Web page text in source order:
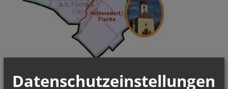
Datenschutzeinstellungen